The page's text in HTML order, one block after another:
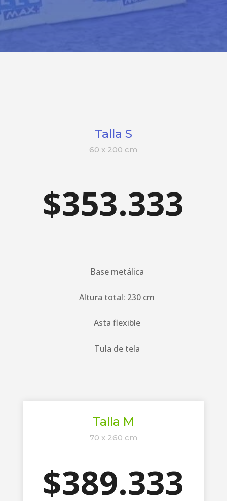
Talla S
60 x 200 cm
$353.333
Base metálica
Altura total: 230 cm
Asta flexible
Tula de tela
Talla M
70 x 260 cm
$389.333